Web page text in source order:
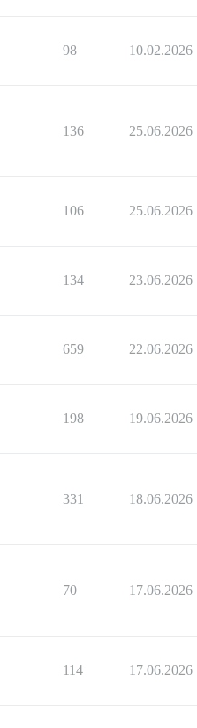
98 10.02.2026
136 25.06.2026
106 25.06.2026
134 23.06.2026
659 22.06.2026
198 19.06.2026
331 18.06.2026
70 17.06.2026
114 17.06.2026